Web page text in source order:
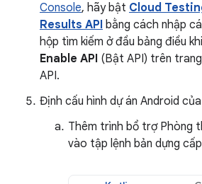
Console, hãy bật Cloud
Results API bằng cách nhập
hộp tìm kiếm ở đầu bảng điều
Enable API (Bật API) trên
API.
Định cấu hình dự án Android
Thêm trình bổ trợ Phòng
vào tập lệnh bản dựng